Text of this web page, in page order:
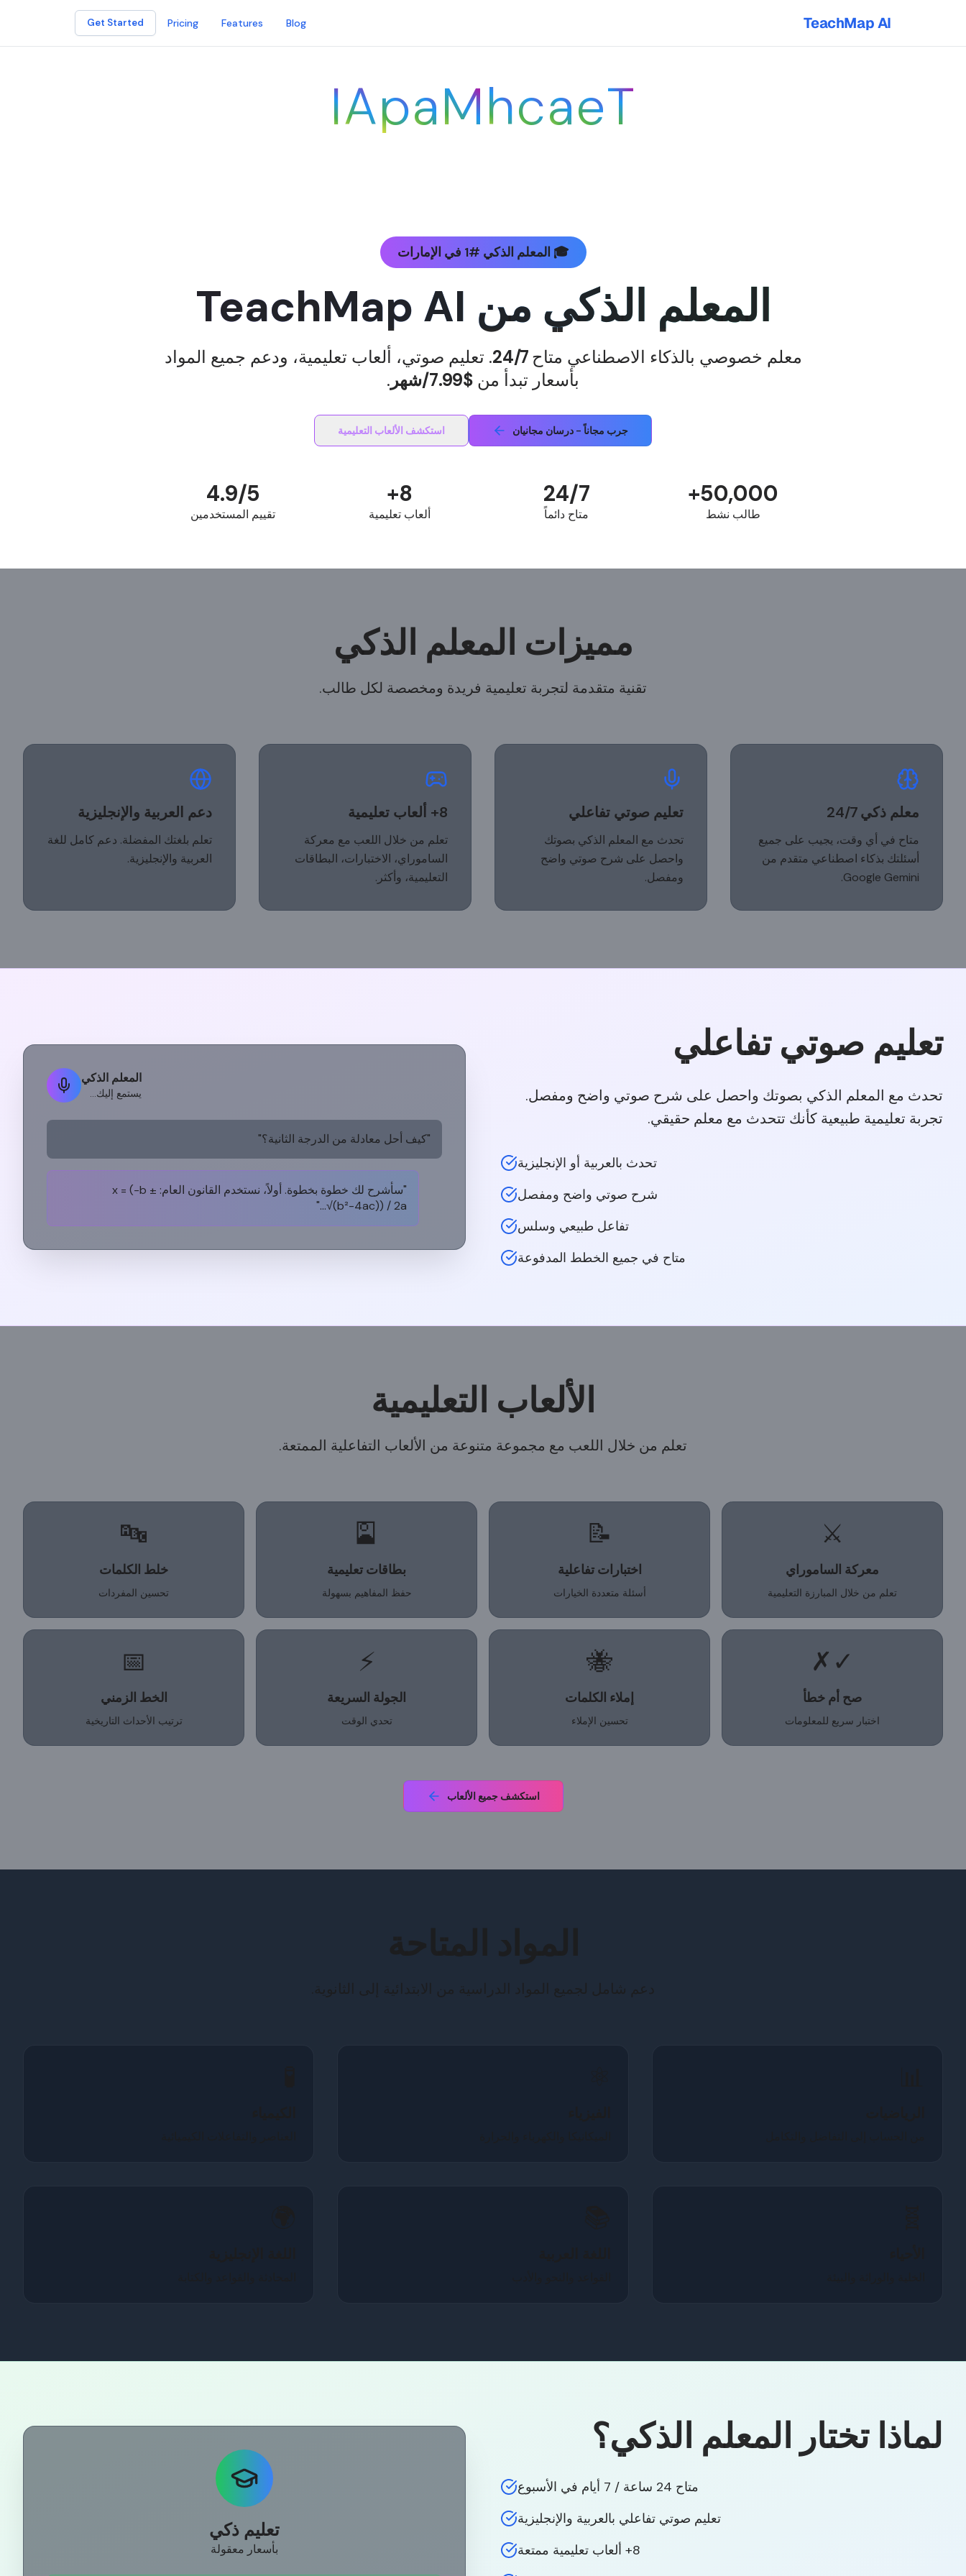
TeachMap AI
Blog
Features
Pricing
Get Started
T
e
a
c
h
M
a
p
A
I
🎓 المعلم الذكي #1 في الإمارات
المعلم الذكي من TeachMap AI
معلم خصوصي بالذكاء الاصطناعي متاح24/7. تعليم صوتي، ألعاب تعليمية، ودعم جميع المواد
بأسعار تبدأ من $7.99/شهر .
جرب مجاناً - درسان مجانيان استكشف الألعاب التعليمية
50,000+
طالب نشط
24/7
متاح دائماً
8+
ألعاب تعليمية
4.9/5
تقييم المستخدمين
مميزات المعلم الذكي
تقنية متقدمة لتجربة تعليمية فريدة ومخصصة لكل طالب.
معلم ذكي 24/7
متاح في أي وقت، يجيب على جميع
أسئلتك بذكاء اصطناعي متقدم من
Google Gemini.
تعليم صوتي تفاعلي
تحدث مع المعلم الذكي بصوتك
واحصل على شرح صوتي واضح
ومفصل.
8+ ألعاب تعليمية
تعلم من خلال اللعب مع معركة
الساموراي، الاختبارات، البطاقات
التعليمية، وأكثر.
دعم العربية والإنجليزية
تعلم بلغتك المفضلة. دعم كامل للغة
العربية والإنجليزية.
تعليم صوتي تفاعلي
تحدث مع المعلم الذكي بصوتك واحصل على شرح صوتي واضح ومفصل.
تجربة تعليمية طبيعية كأنك تتحدث مع معلم حقيقي.
تحدث بالعربية أو الإنجليزية
شرح صوتي واضح ومفصل
تفاعل طبيعي وسلس
متاح في جميع الخطط المدفوعة
المعلم الذكي
يستمع إليك...
"كيف أحل معادلة من الدرجة الثانية؟"
"سأشرح لك خطوة بخطوة. أولاً، نستخدم القانون العام: x = (-b ±
√(b²-4ac)) / 2a..."
الألعاب التعليمية
تعلم من خلال اللعب مع مجموعة متنوعة من الألعاب التفاعلية الممتعة.
⚔️
معركة الساموراي
تعلم من خلال المبارزة التعليمية
📝
اختبارات تفاعلية
أسئلة متعددة الخيارات
🎴
بطاقات تعليمية
حفظ المفاهيم بسهولة
🔤
خلط الكلمات
تحسين المفردات
✓✗
صح أم خطأ
اختبار سريع للمعلومات
🐝
إملاء الكلمات
تحسين الإملاء
⚡
الجولة السريعة
تحدي الوقت
📅
الخط الزمني
ترتيب الأحداث التاريخية
استكشف جميع الألعاب
المواد المتاحة
دعم شامل لجميع المواد الدراسية من الابتدائية إلى الثانوية.
لماذا تختار المعلم الذكي؟
متاح 24 ساعة / 7 أيام في الأسبوع
تعليم صوتي تفاعلي بالعربية والإنجليزية
8+ ألعاب تعليمية ممتعة
تعليم ذكي
بأسعار معقولة